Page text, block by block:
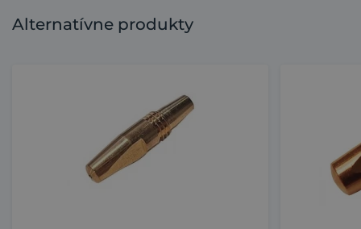
Alternatívne produkty